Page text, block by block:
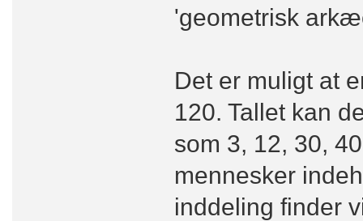
'geometrisk
Det er muligt at
120. Tallet kan
som 3, 12, 30,
mennesker
inddeling finder